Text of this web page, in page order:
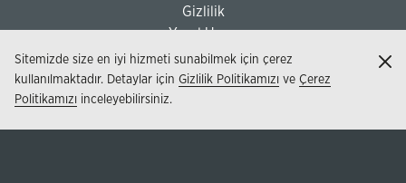
açılacaktır)
açılacaktır)
açılacaktır)
(Bu sayfa yeni pencerede açılacaktır)
Gizlilik
Yasal Uyarı
Sitemizde size en iyi hizmeti sunabilmek için çerez
kullanılmaktadır. Detaylar için Gizlilik Politikamızı ve Çerez
Politikamızı inceleyebilirsiniz.